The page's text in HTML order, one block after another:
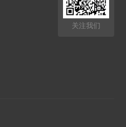
关注我们